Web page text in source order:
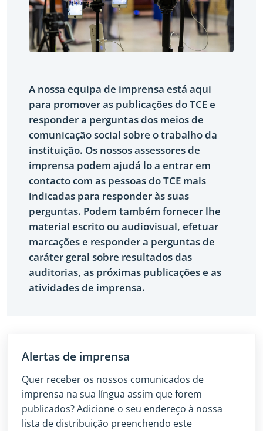
A nossa equipa de imprensa está aqui
para promover as publicações do TCE e
responder a perguntas dos meios de
comunicação social sobre o trabalho da
instituição. Os nossos assessores de
imprensa podem ajudá lo a entrar em
contacto com as pessoas do TCE mais
indicadas para responder às suas
perguntas. Podem também fornecer lhe
material escrito ou audiovisual, efetuar
marcações e responder a perguntas de
caráter geral sobre resultados das
auditorias, as próximas publicações e as
atividades de imprensa.
Alertas de imprensa
Quer receber os nossos comunicados de
imprensa na sua língua assim que forem
publicados? Adicione o seu endereço à nossa
lista de distribuição preenchendo este